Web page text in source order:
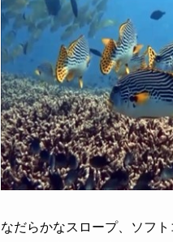
なだらかなスロープ、ソフ